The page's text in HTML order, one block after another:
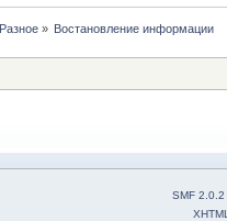
Разное» Востановление информации
SMF 2.0.2